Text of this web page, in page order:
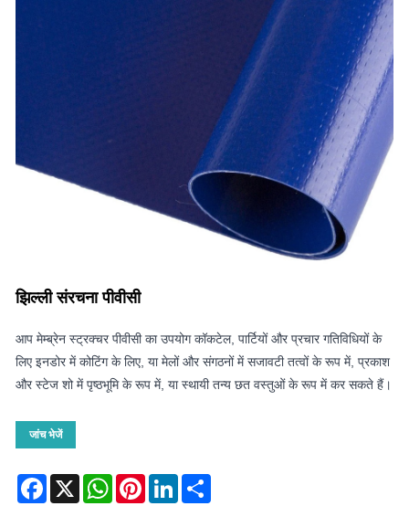
झिल्ली संरचना पीवीसी
आप मेम्ब्रेन स्ट्रक्चर पीवीसी का उपयोग कॉकटेल, पार्टियों और प्रचार गतिविधियों के
लिए इनडोर में कोटिंग के लिए, या मेलों और संगठनों में सजावटी तत्वों के रूप में, प्रकाश
और स्टेज शो में पृष्ठभूमि के रूप में, या स्थायी तन्य छत वस्तुओं के रूप में कर सकते हैं।
जांच भेजें
Facebook
X WhatsAppPinterestLinkedIn